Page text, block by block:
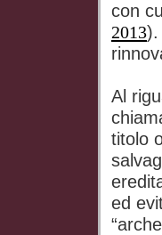
con
2013).
Al
titolo
ed